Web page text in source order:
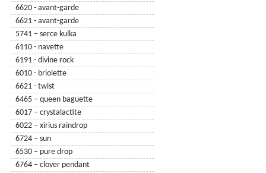
6620 - avant-garde
6621 - avant-garde
5741 – serce kulka
6110 - navette
6191 - divine rock
6010 - briolette
6621 - twist
6465 – queen baguette
6017 – crystalactite
6022 – xirius raindrop
6724 – sun
6530 – pure drop
6764 – clover pendant